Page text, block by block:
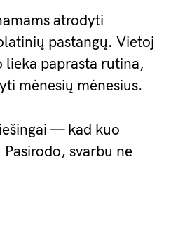
atrodyti
pastangų. Vietoj
lieka paprasta rutina,
mėnesių mėnesius.
— kad kuo
svarbu ne